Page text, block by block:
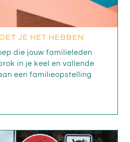
JE HET HEBBEN
die jouw familieleden
in je keel en vallende
een familieopstelling